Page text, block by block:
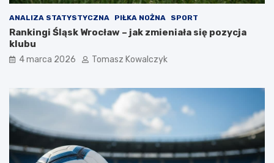
ANALIZA STATYSTYCZNA PIŁKA NOŻNA SPORT
Rankingi Śląsk Wrocław – jak zmieniała się pozycja
klubu
4 marca 2026 Tomasz Kowalczyk